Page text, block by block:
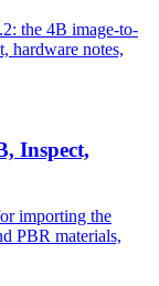
the 4B image-to-
hardware notes,
Inspect,
importing the
PBR materials,